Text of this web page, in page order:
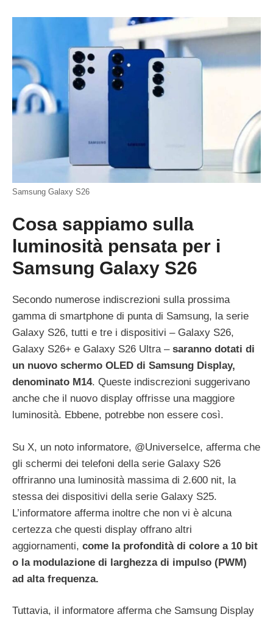
Samsung Galaxy S26
Cosa sappiamo sulla
luminosità pensata per i
Samsung Galaxy S26
Secondo numerose indiscrezioni sulla prossima
gamma di smartphone di punta di Samsung, la serie
Galaxy S26, tutti e tre i dispositivi – Galaxy S26,
Galaxy S26+ e Galaxy S26 Ultra –saranno dotati di
un nuovo schermo OLED di Samsung Display,
denominato M14. Queste indiscrezioni suggerivano
anche che il nuovo display offrisse una maggiore
luminosità. Ebbene, potrebbe non essere così.
Su X, un noto informatore, @UniverseIce, afferma che
gli schermi dei telefoni della serie Galaxy S26
offriranno una luminosità massima di 2.600 nit, la
stessa dei dispositivi della serie Galaxy S25.
L’informatore afferma inoltre che non vi è alcuna
certezza che questi display offrano altri
aggiornamenti, come la profondità di colore a 10 bit
o la modulazione di larghezza di impulso (PWM)
ad alta frequenza.
Tuttavia, il informatore afferma che Samsung Display